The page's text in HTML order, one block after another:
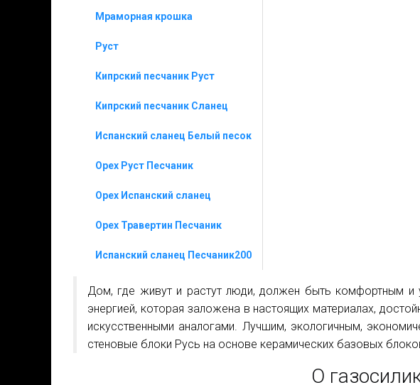
Мраморная крошка
Руст
Кипрский песчаник Руст
Кипрский песчаник Сланец
Испанский сланец Белый песок
Орех Руст Песчаник
Орех Испанский сланец
Орех Травертин Песчаник
Испанский сланец Песчаник200
Дом, где живут и растут люди, должен быть комфортным и
энергией, которая заложена в настоящих материалах,
искусственными аналогами. Лучшим, экологичным,
стеновые блоки Русь на основе керамических базовых
О